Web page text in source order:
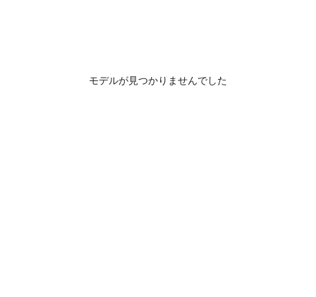
モデルが見つかりませんでした